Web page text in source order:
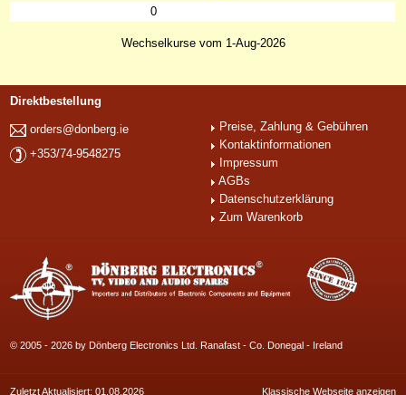
0
Wechselkurse vom 1-Aug-2026
Direktbestellung
orders@donberg.ie
+353/74-9548275
Preise, Zahlung & Gebühren
Kontaktinformationen
Impressum
AGBs
Datenschutzerklärung
Zum Warenkorb
© 2005 - 2026 by Dönberg Electronics Ltd. Ranafast - Co. Donegal - Ireland
Zuletzt Aktualisiert: 01.08.2026 Klassische Webseite anzeigen